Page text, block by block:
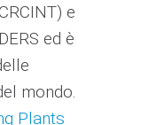
e
ed è
mondo.
Plants